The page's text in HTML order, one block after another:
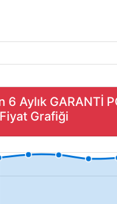
6 Aylık GARANTİ
Grafiği